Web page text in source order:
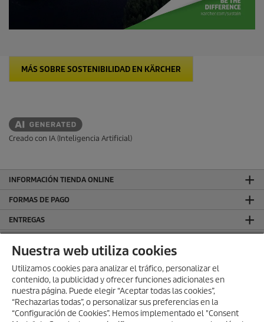
MÁS SOBRE SOSTENIBILIDAD EN KÄRCHER
Creado con IA (Inteligencia Artificial)
INFORMACIÓN TIENDA ONLINE
FORMAS DE PAGO
ENTREGAS
SÍGUENOS EN REDES SOCIALES
CONTACTO
INFORMACIÓN GENERAL
Nuestra web utiliza cookies
Utilizamos cookies para analizar el tráfico, personalizar el
contenido, la publicidad y ofrecer funciones adicionales en
nuestra página. Puede elegir “Aceptar todas las cookies”,
“Rechazarlas todas”, o personalizar sus preferencias en la
“Configuración de Cookies”. Hemos implementado el "Consent